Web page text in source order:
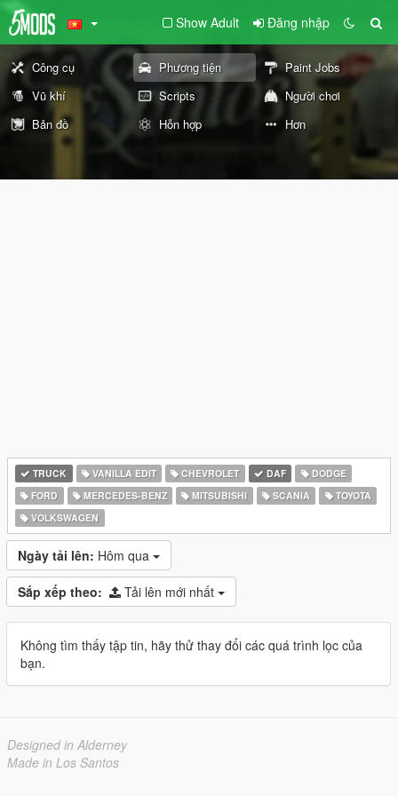
Show Adult Đăng nhập
Công cụ Phương tiện
Paint Jobs
Vũ khí
Scripts
Người chơi
Bản đồ
Hỗn hợp Hơn
TRUCK VANILLA EDIT CHEVROLET DAF
DODGE
FORD
MERCEDES-BENZ MITSUBISHI SCANIA
TOYOTA
VOLKSWAGEN
Ngày tải lên: Hôm qua
Sắp xếp theo: Tải lên mới nhất
Không tìm thấy tập tin, hãy thử thay đổi các quá trình lọc của
bạn.
Designed in Alderney
Made in Los Santos